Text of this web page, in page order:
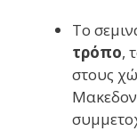
Το
τρόπο,
στους